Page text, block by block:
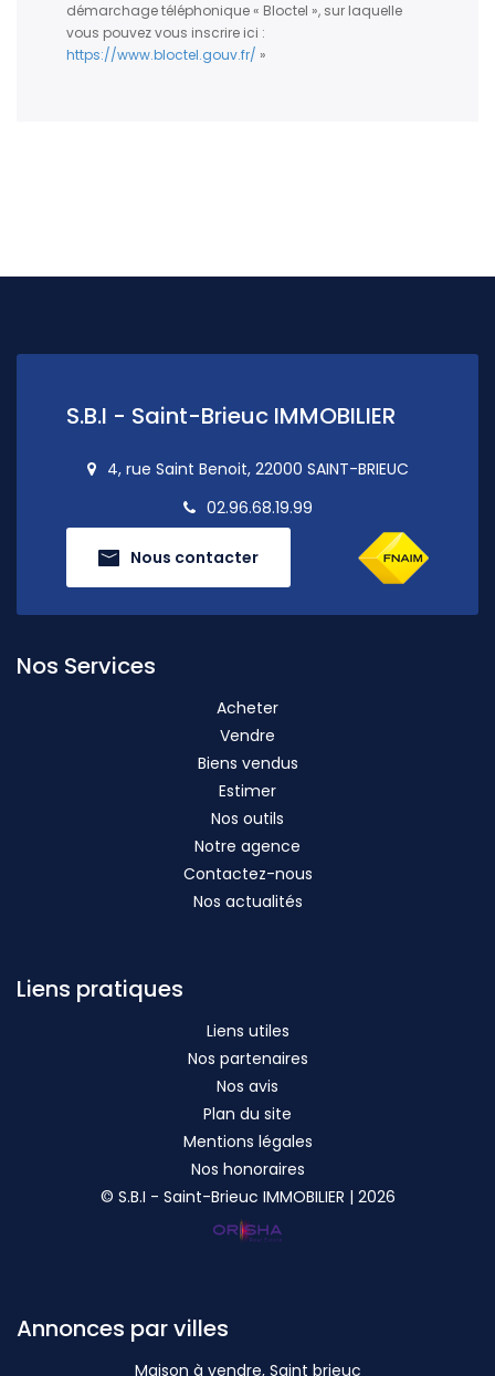
démarchage téléphonique « Bloctel », sur laquelle
vous pouvez vous inscrire ici :
https://www.bloctel.gouv.fr/ »
S.B.I - Saint-Brieuc IMMOBILIER
4, rue Saint Benoit, 22000 SAINT-BRIEUC
02.96.68.19.99
Nous contacter
Nos Services
Acheter
Vendre
Biens vendus
Estimer
Nos outils
Notre agence
Contactez-nous
Nos actualités
Liens pratiques
Liens utiles
Nos partenaires
Nos avis
Plan du site
Mentions légales
Nos honoraires
© S.B.I - Saint-Brieuc IMMOBILIER | 2026
Annonces par villes
Maison à vendre, Saint brieuc